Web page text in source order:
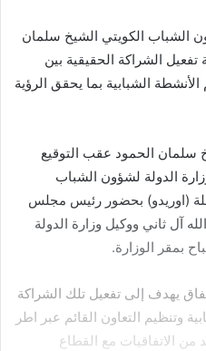
الشباب الكويتي الشيخ سلمان
الشراكة الحقيقية بين
الشبابية بما يحقق الرؤية
الحمود عقب التوقيع
الدولة لشؤون الشباب
(اوريدو) بحضور رئيس مجلس
آل ثاني ووكيل وزارة الدولة
بمقر الوزارة.
يهدف إلى تفعيل تلك الشراكة
وتنظيم التعاون القائم عبر اطر
من الاتفاقيات مع القطاع